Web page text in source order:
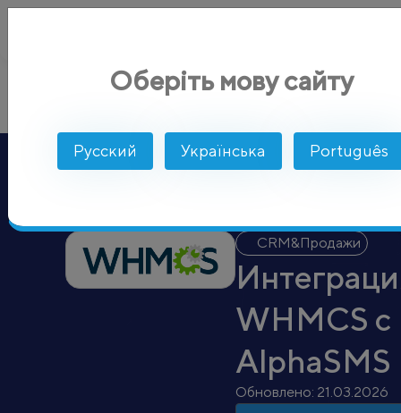
Интеграции CRM&Продажи WHMCS
CRM&Продажи
WHMCS с
AlphaSMS
Обновлено: 21.03.2026
Оберіть мову сайту
Русский Українська Português